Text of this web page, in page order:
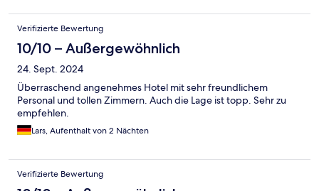
Verifizierte Bewertung
10/10 – Außergewöhnlich
24. Sept. 2024
Überraschend angenehmes Hotel mit sehr freundlichem
Personal und tollen Zimmern. Auch die Lage ist topp. Sehr zu
empfehlen.
Lars, Aufenthalt von 2 Nächten
Verifizierte Bewertung